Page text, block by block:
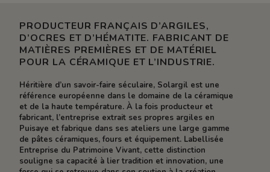
PRODUCTEUR FRANÇAIS D’ARGILES,
D’OCRES ET D’HÉMATITE. FABRICANT DE
MATIÈRES PREMIÈRES ET DE MATÉRIEL
POUR LA CÉRAMIQUE ET L’INDUSTRIE.
Héritière d’un savoir-faire séculaire, Solargil est une
référence européenne dans le domaine de la céramique
et de la haute température. À la fois producteur et
fabricant, l’entreprise extrait ses propres argiles en
Puisaye et fabrique dans ses ateliers une large gamme
de pâtes céramiques, fours et équipement. Labellisée
Entreprise du Patrimoine Vivant, cette distinction
souligne sa capacité à lier tradition et innovation, une